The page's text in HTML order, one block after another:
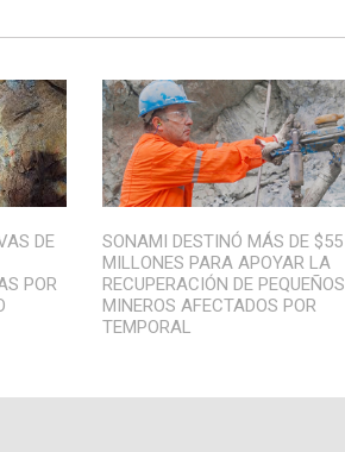
DE
POR
SONAMI DESTINÓ MÁS DE $55
MILLONES PARA APOYAR LA
RECUPERACIÓN DE PEQUEÑOS
MINEROS AFECTADOS POR
TEMPORAL